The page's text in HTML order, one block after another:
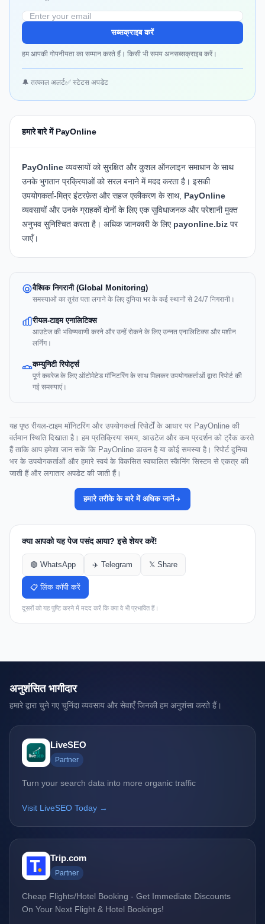
सब्सक्राइब करें
हम आपकी गोपनीयता का सम्मान करते हैं। किसी भी समय अनसब्सक्राइब करें।
🔔 तत्काल अलर्ट✅ स्टेटस अपडेट
हमारे बारे में PayOnline
PayOnline व्यवसायों को सुरक्षित और कुशल ऑनलाइन समाधान के साथ
उनके भुगतान प्रक्रियाओं को सरल बनाने में मदद करता है। इसकी
उपयोगकर्ता-मित्र इंटरफ़ेस और सहज एकीकरण के साथ, PayOnline
व्यवसायों और उनके ग्राहकों दोनों के लिए एक सुविधाजनक और परेशानी मुक्त
अनुभव सुनिश्चित करता है। अधिक जानकारी के लिए payonline.biz पर
जाएँ।
वैश्विक निगरानी (Global Monitoring)
समस्याओं का तुरंत पता लगाने के लिए दुनिया भर के कई स्थानों से 24/7 निगरानी।
रीयल-टाइम एनालिटिक्स
आउटेज की भविष्यवाणी करने और उन्हें रोकने के लिए उन्नत एनालिटिक्स और मशीन
लर्निंग।
कम्युनिटी रिपोर्ट्स
पूर्ण कवरेज के लिए ऑटोमेटेड मॉनिटरिंग के साथ मिलकर उपयोगकर्ताओं द्वारा रिपोर्ट की
गई समस्याएं।
यह पृष्ठ रीयल-टाइम मॉनिटरिंग और उपयोगकर्ता रिपोर्टों के आधार पर PayOnline की
वर्तमान स्थिति दिखाता है। हम प्रतिक्रिया समय, आउटेज और कम प्रदर्शन को ट्रैक करते
हैं ताकि आप हमेशा जान सकें कि PayOnline डाउन है या कोई समस्या है। रिपोर्ट दुनिया
भर के उपयोगकर्ताओं और हमारे स्वयं के विकसित स्वचालित स्कैनिंग सिस्टम से एकत्र की
जाती हैं और लगातार अपडेट की जाती हैं।
हमारे तरीके के बारे में अधिक जानें
क्या आपको यह पेज पसंद आया? इसे शेयर करें!
🟢 WhatsApp ✈️ Telegram 𝕏 Share
📋 लिंक कॉपी करें
दूसरों को यह पुष्टि करने में मदद करें कि क्या वे भी प्रभावित हैं।
अनुशंसित भागीदार
हमारे द्वारा चुने गए चुनिंदा व्यवसाय और सेवाएँ जिनकी हम अनुशंसा करते हैं।
LiveSEO
Partner
Turn your search data into more organic traffic
Visit LiveSEO Today →
Trip.com
Partner
Cheap Flights/Hotel Booking - Get Immediate Discounts
On Your Next Flight & Hotel Bookings!